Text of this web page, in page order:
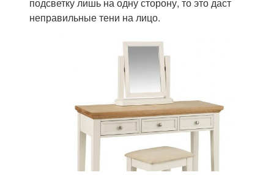
неправильные тени на лицо.